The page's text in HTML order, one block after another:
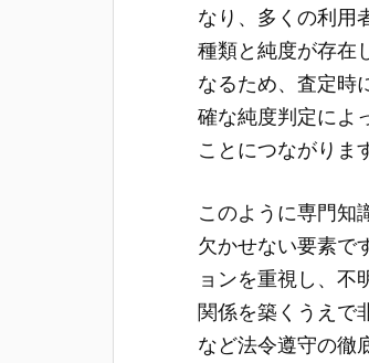
なり、多くの利用
種類と純度が存在
なるため、査定時
確な純度判定によ
ことにつながりま
このように専門知
欠かせない要素で
ョンを重視し、不
関係を築くうえで
など法令遵守の徹